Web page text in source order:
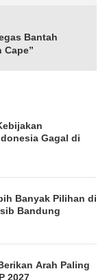
Bantah
Cape”
Gagal di
Banyak Pilihan di
Bandung
Arah Paling
2027